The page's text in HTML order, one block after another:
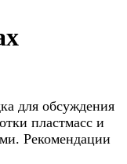
для обсуждения
пластмасс и
Рекомендации